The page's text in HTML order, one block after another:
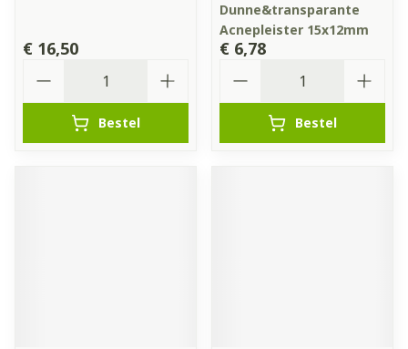
€ 16,50
Bestel
Dunne&transparante
Acnepleister 15x12mm
€ 6,78
Bestel